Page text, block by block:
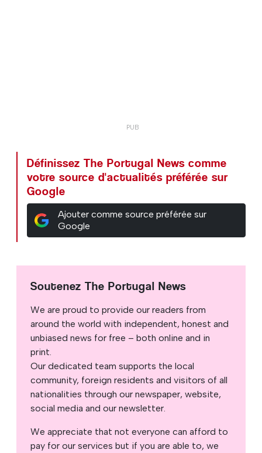
Définissez The Portugal News comme
votre source d'actualités préférée sur
Google
Ajouter comme source préférée sur
Google
Soutenez The Portugal News
We are proud to provide our readers from
around the world with independent, honest and
unbiased news for free – both online and in
print.
Our dedicated team supports the local
community, foreign residents and visitors of all
nationalities through our newspaper, website,
social media and our newsletter.
We appreciate that not everyone can afford to
pay for our services but if you are able to, we